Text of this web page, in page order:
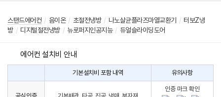
스탠드에어컨 / 음이온 / 초절전냉방 / 나노살균플라즈마열교환기 / 터보Z냉
방 / 디지털절전냉방 / 뉴로퍼지인공지능 / 듀얼슬라이딩도어
에어컨 설치비 안내
컨
기본설치비 포함 내역 유의사항
인증 마크 확인